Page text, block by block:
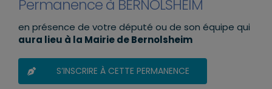
Permanence à BERNOLSHEIM
en présence de votre député ou de son équipe qui
aura lieu à la Mairie de Bernolsheim
S’INSCRIRE À CETTE PERMANENCE